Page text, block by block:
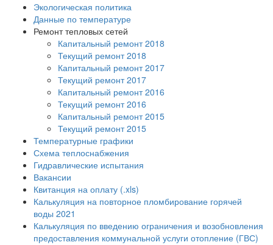
Экологическая политика
Данные по температуре
Ремонт тепловых сетей
Капитальный ремонт 2018
Текущий ремонт 2018
Капитальный ремонт 2017
Текущий ремонт 2017
Капитальный ремонт 2016
Текущий ремонт 2016
Капитальный ремонт 2015
Текущий ремонт 2015
Температурные графики
Схема теплоснабжения
Гидравлические испытания
Вакансии
Квитанция на оплату (.xls)
Калькуляция на повторное пломбирование горячей
воды 2021
Калькуляция по введению ограничения и возобновления
предоставления коммунальной услуги отопление (ГВС)